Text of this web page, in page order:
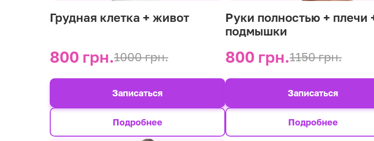
Грудная клетка + живот
800 грн.1000 грн.
Подробнее
Записаться
Руки полностью + плечи
подмышки
800 грн.1150 грн.
Подробнее
Записаться